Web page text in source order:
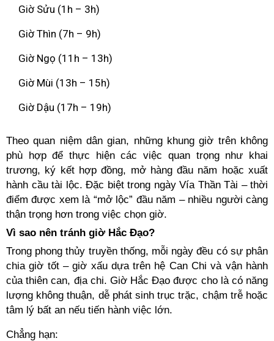
Giờ Sửu (1h – 3h)
Giờ Thìn (7h – 9h)
Giờ Ngọ (11h – 13h)
Giờ Mùi (13h – 15h)
Giờ Dậu (17h – 19h)
Theo quan niệm dân gian, những khung giờ trên không
phù hợp để thực hiện các việc quan trọng như khai
trương, ký kết hợp đồng, mở hàng đầu năm hoặc xuất
hành cầu tài lộc. Đặc biệt trong ngày Vía Thần Tài – thời
điểm được xem là “mở lộc” đầu năm – nhiều người càng
thận trọng hơn trong việc chọn giờ.
Vì sao nên tránh giờ Hắc Đạo?
Trong phong thủy truyền thống, mỗi ngày đều có sự phân
chia giờ tốt – giờ xấu dựa trên hệ Can Chi và vận hành
của thiên can, địa chi. Giờ Hắc Đạo được cho là có năng
lượng không thuận, dễ phát sinh trục trặc, chậm trễ hoặc
tâm lý bất an nếu tiến hành việc lớn.
Chẳng hạn: